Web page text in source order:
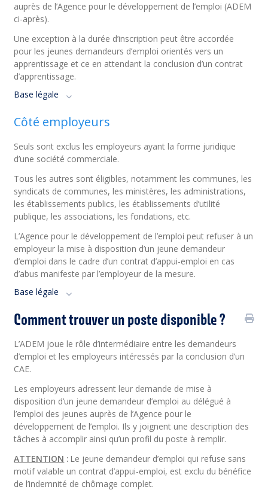
auprès de l’Agence pour le développement de l’emploi (ADEM
ci-après).
Une exception à la durée d’inscription peut être accordée
pour les jeunes demandeurs d’emploi orientés vers un
apprentissage et ce en attendant la conclusion d’un contrat
d’apprentissage.
Base légale
Côté employeurs
Seuls sont exclus les employeurs ayant la forme juridique
d’une société commerciale.
Tous les autres sont éligibles, notamment les communes, les
syndicats de communes, les ministères, les administrations,
les établissements publics, les établissements d’utilité
publique, les associations, les fondations, etc.
L’Agence pour le développement de l’emploi peut refuser à un
employeur la mise à disposition d’un jeune demandeur
d’emploi dans le cadre d’un contrat d’appui-emploi en cas
d’abus manifeste par l’employeur de la mesure.
Base légale
Comment trouver un poste disponible ?
L’ADEM joue le rôle d’intermédiaire entre les demandeurs
d’emploi et les employeurs intéressés par la conclusion d’un
CAE.
Les employeurs adressent leur demande de mise à
disposition d’un jeune demandeur d’emploi au délégué à
l’emploi des jeunes auprès de l’Agence pour le
développement de l’emploi. Ils y joignent une description des
tâches à accomplir ainsi qu’un profil du poste à remplir.
ATTENTION : Le jeune demandeur d’emploi qui refuse sans
motif valable un contrat d’appui-emploi, est exclu du bénéfice
de l’indemnité de chômage complet.